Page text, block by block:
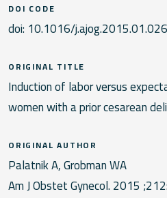
DOI CODE
doi: 10.1016/j.ajog.2015.01.026
ORIGINAL TITLE
Induction of labor versus
women with a prior cesarean
ORIGINAL AUTHOR
Palatnik A, Grobman WA
Am J Obstet Gynecol. 2015